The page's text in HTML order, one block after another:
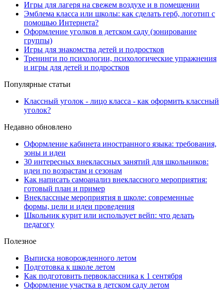
Игры для лагеря на свежем воздухе и в помещении
Эмблема класса или школы: как сделать герб, логотип с
помощью Интернета?
Оформление уголков в детском саду (зонирование
группы)
Игры для знакомства детей и подростков
Тренинги по психологии, психологические упражнения
и игры для детей и подростков
Популярные статьи
Классный уголок - лицо класса - как оформить классный
уголок?
Недавно обновлено
Оформление кабинета иностранного языка: требования,
зоны и идеи
30 интересных внеклассных занятий для школьников:
идеи по возрастам и сезонам
Как написать самоанализ внеклассного мероприятия:
готовый план и пример
Внеклассные мероприятия в школе: современные
формы, цели и идеи проведения
Школьник курит или использует вейп: что делать
педагогу
Полезное
Выписка новорожденного летом
Подготовка к школе летом
Как подготовить первоклассника к 1 сентября
Оформление участка в детском саду летом